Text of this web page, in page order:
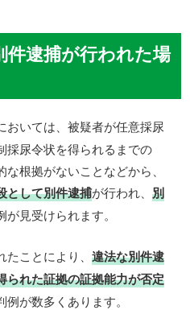
件逮捕が行われた場
おいては、被疑者が任意採尿
採尿令状を得られるまでの
根拠がないことなどから、
として別件逮捕が行われ、別
見受けられます。
たことにより、違法な別件逮
られた証拠の証拠能力が否定
が数多くあります。